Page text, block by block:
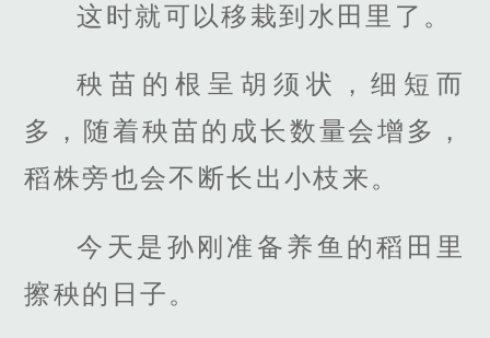
这时就可以移栽到水田里了。
秧苗的根呈胡须状，细短而
多，随着秧苗的成长数量会增多，
稻株旁也会不断长出小枝来。
今天是孙刚准备养鱼的稻田里
擦秧的日子。